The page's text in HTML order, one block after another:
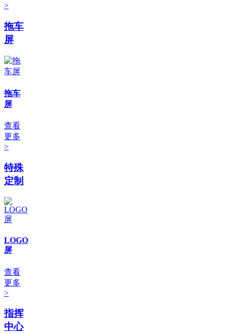
>
拖车
屏
拖车
屏
查看
更多
>
特殊
定制
LOGO
屏
查看
更多
>
指挥
中心